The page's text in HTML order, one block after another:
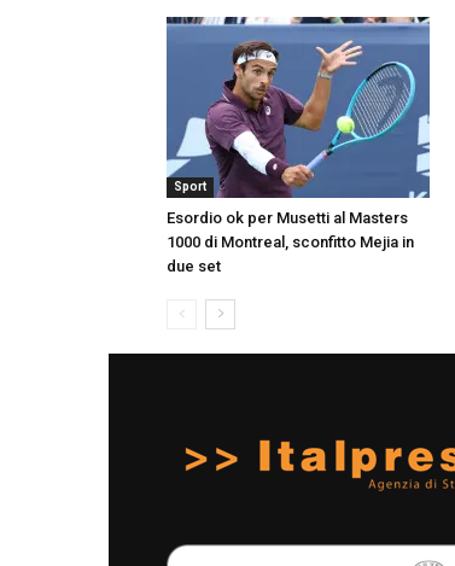
Sport
Esordio ok per Musetti al Masters
1000 di Montreal, sconfitto Mejia in
due set